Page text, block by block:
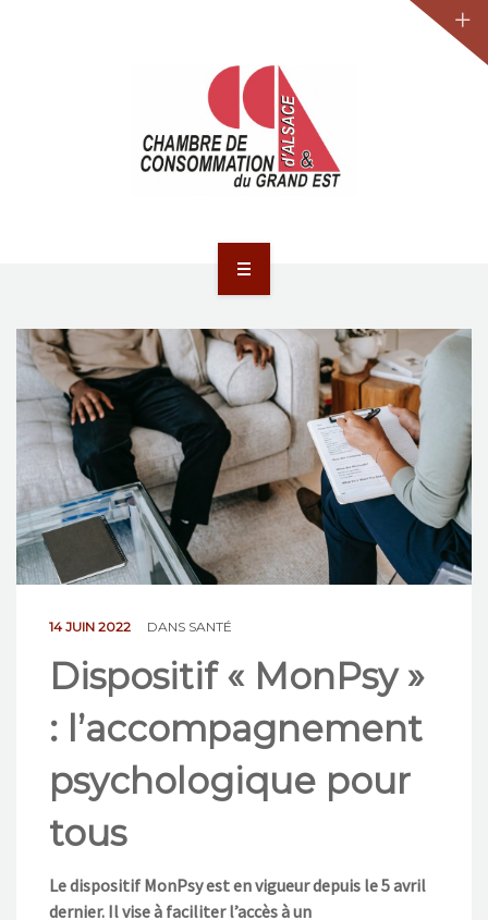
ACTUALITÉS
JURIDIQUE
LA CCA-GE
NOS ACTIONS
CONTACT
14 JUIN 2022 DANS SANTÉ
Dispositif « MonPsy »
: l’accompagnement
psychologique pour
tous
Le dispositif MonPsy est en vigueur depuis le 5 avril
dernier. Il vise à faciliter l’accès à un